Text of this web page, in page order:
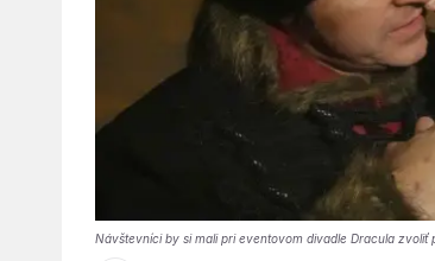
Návštevníci by si mali pri eventovom divadle Dracula